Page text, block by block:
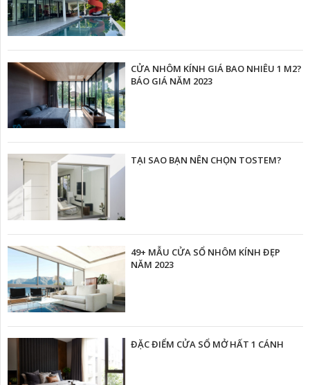
CỬA NHÔM KÍNH GIÁ BAO NHIÊU 1 M2?
BÁO GIÁ NĂM 2023
TẠI SAO BẠN NÊN CHỌN TOSTEM?
49+ MẪU CỬA SỔ NHÔM KÍNH ĐẸP
NĂM 2023
ĐẶC ĐIỂM CỬA SỔ MỞ HẤT 1 CÁNH